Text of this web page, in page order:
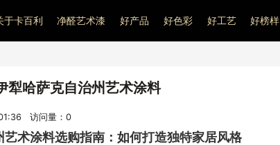
于卡百利 净醛艺术漆 好产品 好色彩 好工艺 好榜样
犁哈萨克自治州艺术涂料
访问量： 0
艺术涂料选购指南：如何打造独特家居风格